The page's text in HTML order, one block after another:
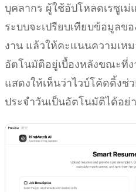
บุคลากร ผู้ใช้อัปโหลดเรซูเม่
ระบบจะเปรียบเทียบข้อมูลข
งาน แล้วให้คะแนนความเห
อัตโนมัติอยู่เบื้องหลังขณะที่
แสดงให้เห็นว่าไวบ์โค้ดดิ้งช่
ประจำวันเป็นอัตโนมัติได้อย่